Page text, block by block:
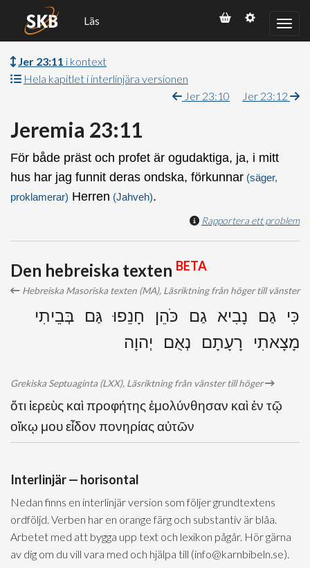
Läs
Jer 23:11 i kontext
Hela kapitlet i interlinjära versionen
Jer 23:10
Jer 23:12
Jeremia 23:11
För både präst och profet är ogudaktiga, ja, i mitt
hus har jag funnit deras ondska, förkunnar (säger,
proklamerar) Herren (Jahveh).
Rapportera ett problem
Den hebreiska texten BETA
Hebreiska Masoriska texten (MA), Läsriktning från höger till vänster
כִּי גַם נָבִיא גַם כֹּהֵן חָנֵפוּ גַּם בְּבֵיתִי
מָצָאתִי רָעָתָם נְאֻם יְהוָה
Grekiska Septuaginta (LXX), Läsriktning från vänster till höger
ὅτι ἱερεὺς καὶ προφήτης ἐμολύνθησαν καὶ ἐν τῷ
οἴκῳ μου εἶδον πονηρίας αὐτῶν
Interlinjär — horisontal
Nedan finns en interlinjär version som följer grundtextens
ordföljd. Verben har en orange färg och substantiv är blåa.
Arbetet med att bygga upp text och lexikon pågår. Hör gärna
av dig om du vill vara med och hjälpa till (info@karnbibeln.se).